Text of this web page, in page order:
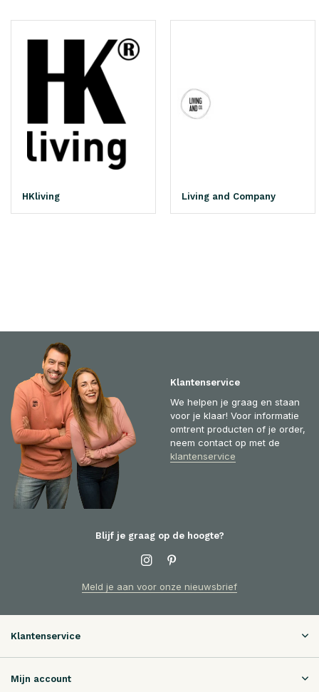
HKliving Living and Company
Klantenservice
We helpen je graag en staan
voor je klaar! Voor informatie
omtrent producten of je order,
neem contact op met de
klantenservice
Blijf je graag op de hoogte?
Meld je aan voor onze nieuwsbrief
Klantenservice
Mijn account